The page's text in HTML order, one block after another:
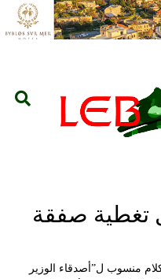
تغطية صفقة
منسوب ل”أصدقاء الوزير